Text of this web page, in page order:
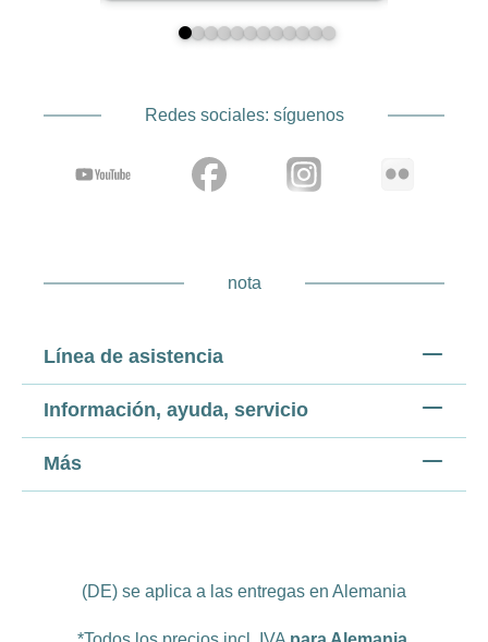
Redes sociales: síguenos
nota
Línea de asistencia
Información, ayuda, servicio
Más
(DE) se aplica a las entregas en Alemania